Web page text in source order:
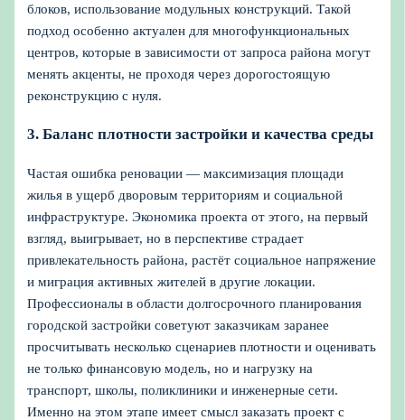
блоков, использование модульных конструкций. Такой
подход особенно актуален для многофункциональных
центров, которые в зависимости от запроса района могут
менять акценты, не проходя через дорогостоящую
реконструкцию с нуля.
3. Баланс плотности застройки и качества среды
Частая ошибка реновации — максимизация площади
жилья в ущерб дворовым территориям и социальной
инфраструктуре. Экономика проекта от этого, на первый
взгляд, выигрывает, но в перспективе страдает
привлекательность района, растёт социальное напряжение
и миграция активных жителей в другие локации.
Профессионалы в области долгосрочного планирования
городской застройки советуют заказчикам заранее
просчитывать несколько сценариев плотности и оценивать
не только финансовую модель, но и нагрузку на
транспорт, школы, поликлиники и инженерные сети.
Именно на этом этапе имеет смысл заказать проект с